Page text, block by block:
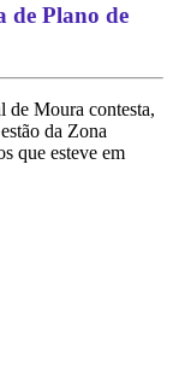
de Plano de
de Moura contesta,
da Zona
que esteve em